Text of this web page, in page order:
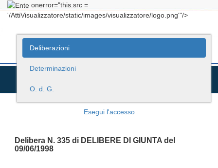
onerror="this.src =
'/AttiVisualizzatore/static/images/visualizzatore/logo.png'"/>
Deliberazioni
Determinazioni
O. d. G.
Esegui l'accesso
Delibera N. 335 di DELIBERE DI GIUNTA del
09/06/1998